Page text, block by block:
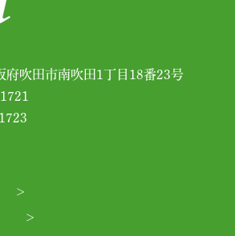
府吹田市南吹田1丁目18番23号